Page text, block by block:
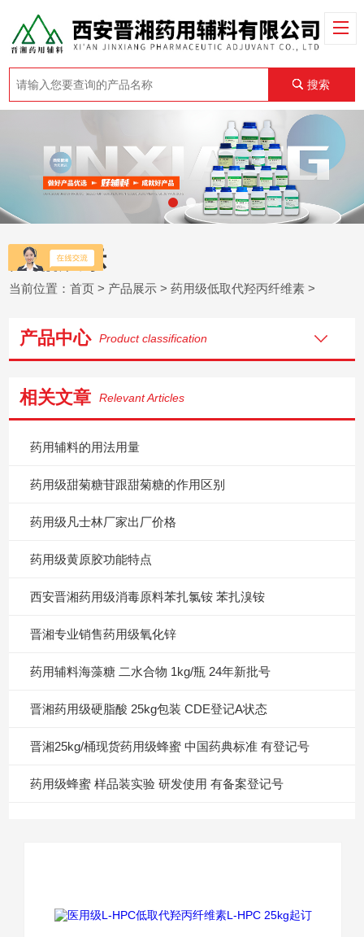
搜索
产品展示
当前位置：首页 > 产品展示 >药用级低取代羟丙纤维素 >
产品中心 Product classification
相关文章 Relevant Articles
药用辅料的用法用量
药用级甜菊糖苷跟甜菊糖的作用区别
药用级凡士林厂家出厂价格
药用级黄原胶功能特点
西安晋湘药用级消毒原料苯扎氯铵 苯扎溴铵
晋湘专业销售药用级氧化锌
药用辅料海藻糖 二水合物 1kg/瓶 24年新批号
晋湘药用级硬脂酸 25kg包装 CDE登记A状态
晋湘25kg/桶现货药用级蜂蜜 中国药典标准 有登记号
药用级蜂蜜 样品装实验 研发使用 有备案登记号